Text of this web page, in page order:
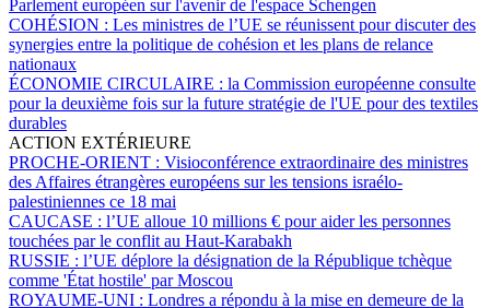
Parlement européen sur l'avenir de l'espace Schengen
COHÉSION : Les ministres de l’UE se réunissent pour discuter des
synergies entre la politique de cohésion et les plans de relance
nationaux
ÉCONOMIE CIRCULAIRE : la Commission européenne consulte
pour la deuxième fois sur la future stratégie de l'UE pour des textiles
durables
ACTION EXTÉRIEURE
PROCHE-ORIENT : Visioconférence extraordinaire des ministres
des Affaires étrangères européens sur les tensions israélo-
palestiniennes ce 18 mai
CAUCASE : l’UE alloue 10 millions € pour aider les personnes
touchées par le conflit au Haut-Karabakh
RUSSIE : l’UE déplore la désignation de la République tchèque
comme 'État hostile' par Moscou
ROYAUME-UNI : Londres a répondu à la mise en demeure de la